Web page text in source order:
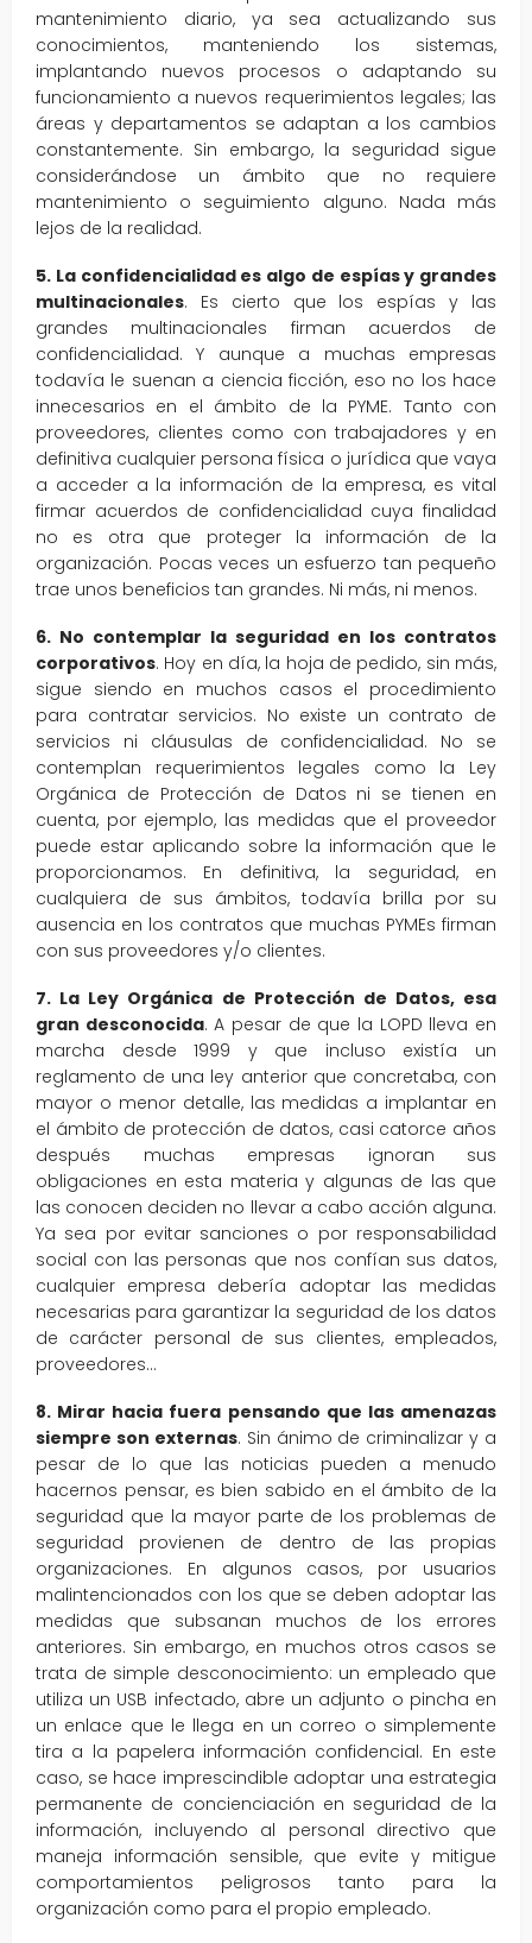
mantenimiento diario, ya sea actualizando sus
conocimientos, manteniendo los sistemas,
implantando nuevos procesos o adaptando su
funcionamiento a nuevos requerimientos legales; las
áreas y departamentos se adaptan a los cambios
constantemente. Sin embargo, la seguridad sigue
considerándose un ámbito que no requiere
mantenimiento o seguimiento alguno. Nada más
lejos de la realidad.
5. La confidencialidad es algo de espías y grandes
multinacionales. Es cierto que los espías y las
grandes multinacionales firman acuerdos de
confidencialidad. Y aunque a muchas empresas
todavía le suenan a ciencia ficción, eso no los hace
innecesarios en el ámbito de la PYME. Tanto con
proveedores, clientes como con trabajadores y en
definitiva cualquier persona física o jurídica que vaya
a acceder a la información de la empresa, es vital
firmar acuerdos de confidencialidad cuya finalidad
no es otra que proteger la información de la
organización. Pocas veces un esfuerzo tan pequeño
trae unos beneficios tan grandes. Ni más, ni menos.
6. No contemplar la seguridad en los contratos
corporativos. Hoy en día, la hoja de pedido, sin más,
sigue siendo en muchos casos el procedimiento
para contratar servicios. No existe un contrato de
servicios ni cláusulas de confidencialidad. No se
contemplan requerimientos legales como la Ley
Orgánica de Protección de Datos ni se tienen en
cuenta, por ejemplo, las medidas que el proveedor
puede estar aplicando sobre la información que le
proporcionamos. En definitiva, la seguridad, en
cualquiera de sus ámbitos, todavía brilla por su
ausencia en los contratos que muchas PYMEs firman
con sus proveedores y/o clientes.
7. La Ley Orgánica de Protección de Datos, esa
gran desconocida. A pesar de que la LOPD lleva en
marcha desde 1999 y que incluso existía un
reglamento de una ley anterior que concretaba, con
mayor o menor detalle, las medidas a implantar en
el ámbito de protección de datos, casi catorce años
después muchas empresas ignoran sus
obligaciones en esta materia y algunas de las que
las conocen deciden no llevar a cabo acción alguna.
Ya sea por evitar sanciones o por responsabilidad
social con las personas que nos confían sus datos,
cualquier empresa debería adoptar las medidas
necesarias para garantizar la seguridad de los datos
de carácter personal de sus clientes, empleados,
proveedores…
8. Mirar hacia fuera pensando que las amenazas
siempre son externas. Sin ánimo de criminalizar y a
pesar de lo que las noticias pueden a menudo
hacernos pensar, es bien sabido en el ámbito de la
seguridad que la mayor parte de los problemas de
seguridad provienen de dentro de las propias
organizaciones. En algunos casos, por usuarios
malintencionados con los que se deben adoptar las
medidas que subsanan muchos de los errores
anteriores. Sin embargo, en muchos otros casos se
trata de simple desconocimiento: un empleado que
utiliza un USB infectado, abre un adjunto o pincha en
un enlace que le llega en un correo o simplemente
tira a la papelera información confidencial. En este
caso, se hace imprescindible adoptar una estrategia
permanente de concienciación en seguridad de la
información, incluyendo al personal directivo que
maneja información sensible, que evite y mitigue
comportamientos peligrosos tanto para la
organización como para el propio empleado.